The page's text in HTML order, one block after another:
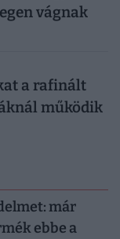
vágnak
a rafinált
működik
már
ebbe a